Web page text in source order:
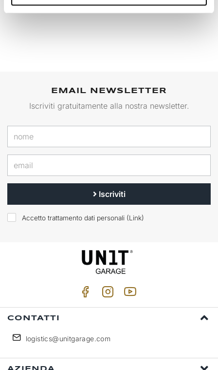
EMAIL NEWSLETTER
Iscriviti gratuitamente alla nostra newsletter.
Iscriviti
Accetto trattamento dati personali (Link)
CONTATTI
logistics@unitgarage.com